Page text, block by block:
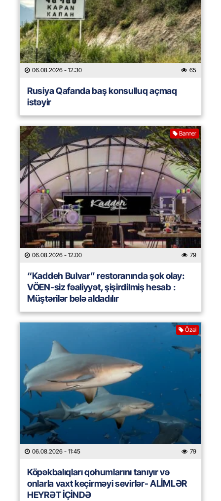
06.08.2026 - 12:30 65
Rusiya Qafanda baş konsulluq açmaq
istəyir
Banner
06.08.2026 - 12:00 79
“Kaddeh Bulvar” restoranında şok olay:
VÖEN-siz fəaliyyət, şişirdilmiş hesab :
Müştərilər belə aldadılır
Özəl
06.08.2026 - 11:45 79
Köpəkbalıqları qohumlarını tanıyır və
onlarla vaxt keçirməyi sevirlər- ALİMLƏR
HEYRƏT İÇİNDƏ